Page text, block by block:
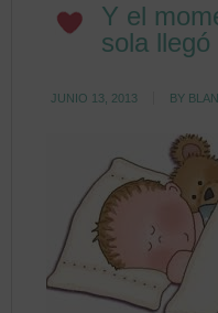
Y el
sola llegó
JUNIO 13, 2013 BY